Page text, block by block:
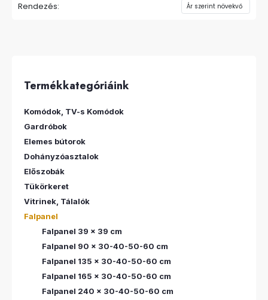
Rendezés:
Termékkategóriáink
Komódok, TV-s Komódok
Gardróbok
Elemes bútorok
Dohányzóasztalok
Előszobák
Tükörkeret
Vitrinek, Tálalók
Falpanel
Falpanel 39 x 39 cm
Falpanel 90 x 30-40-50-60 cm
Falpanel 135 x 30-40-50-60 cm
Falpanel 165 x 30-40-50-60 cm
Falpanel 240 x 30-40-50-60 cm